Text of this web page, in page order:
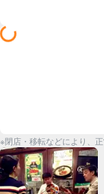
※閉店・移転などにより、